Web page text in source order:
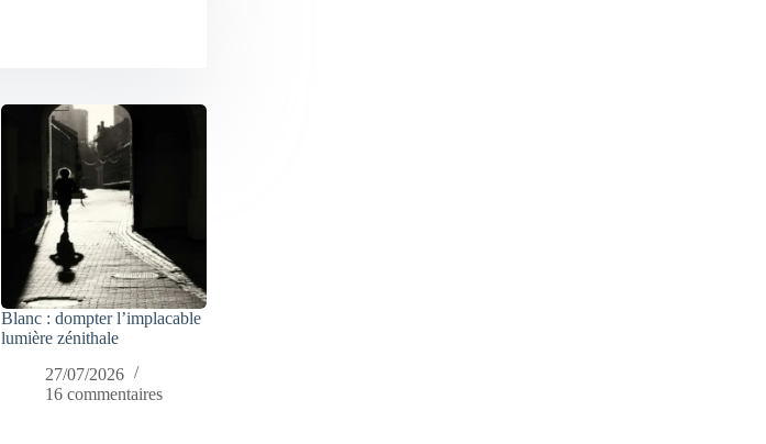
Blanc : dompter l’implacable
lumière zénithale
27/07/2026
16 commentaires